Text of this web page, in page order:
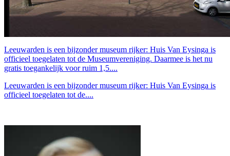
Leeuwarden is een bijzonder museum rijker: Huis Van Eysinga is
officieel toegelaten tot de Museumvereniging. Daarmee is het nu
gratis toegankelijk voor ruim 1,5....
Leeuwarden is een bijzonder museum rijker: Huis Van Eysinga is
officieel toegelaten tot de....